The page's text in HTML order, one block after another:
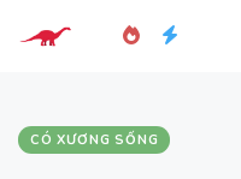
CÓ XƯƠNG SỐNG